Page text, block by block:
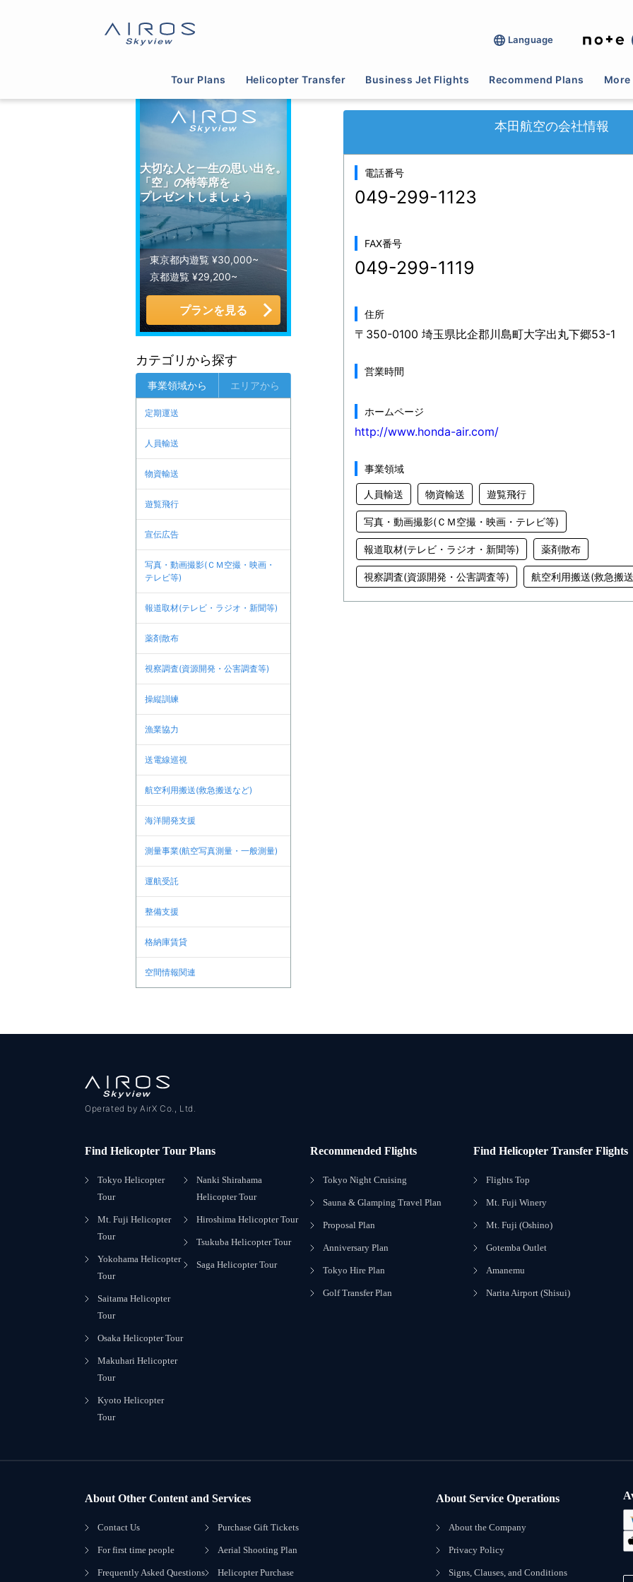
Language
Tour Plans Helicopter Transfer Business Jet Flights Recommend Plans
大切な人と一生の思い出を。
「空」の特等席を
プレゼントしましょう
東京都内遊覧 ¥30,000~
京都遊覧 ¥29,200~
プランを見る
カテゴリから探す
事業領域から エリアから
定期運送
人員輸送
物資輸送
遊覧飛行
宣伝広告
写真・動画撮影(ＣＭ空撮・映画・
テレビ等)
報道取材(テレビ・ラジオ・新聞等)
薬剤散布
視察調査(資源開発・公害調査等)
操縦訓練
漁業協力
送電線巡視
航空利用搬送(救急搬送など)
海洋開発支援
測量事業(航空写真測量・一般測量)
運航受託
整備支援
格納庫賃貸
空間情報関連
本田航空の会社情報
電話番号
049-299-1123
FAX番号
049-299-1119
住所
〒350-0100 埼玉県比企郡川島町大字出丸下郷53-1
営業時間
ホームページ
http://www.honda-air.com/
事業領域
人員輸送 物資輸送 遊覧飛行
写真・動画撮影(ＣＭ空撮・映画・テレビ等)
報道取材(テレビ・ラジオ・新聞等) 薬剤散布
視察調査(資源開発・公害調査等) 航空利用搬送(救急搬
Operated by AirX Co., Ltd.
Find Helicopter Tour Plans
Tokyo Helicopter
Tour
Mt. Fuji Helicopter
Tour
Yokohama Helicopter
Tour
Saitama Helicopter
Tour
Osaka Helicopter Tour
Makuhari Helicopter
Tour
Kyoto Helicopter
Tour
Nanki Shirahama
Helicopter Tour
Hiroshima Helicopter Tour
Tsukuba Helicopter Tour
Saga Helicopter Tour
Recommended Flights
Tokyo Night Cruising
Sauna & Glamping Travel Plan
Proposal Plan
Anniversary Plan
Tokyo Hire Plan
Golf Transfer Plan
Find Helicopter Transfer Flights
Flights Top
Mt. Fuji Winery
Mt. Fuji (Oshino)
Gotemba Outlet
Amanemu
Narita Airport (Shisui)
About Other Content and Services
Contact Us
For first time people
Frequently Asked Questions
Purchase Gift Tickets
Aerial Shooting Plan
Helicopter Purchase
About Service Operations
About the Company
Privacy Policy
Signs, Clauses, and Conditions